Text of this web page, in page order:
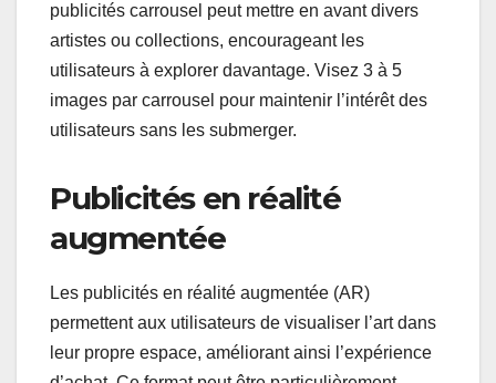
publicités carrousel peut mettre en avant divers
artistes ou collections, encourageant les
utilisateurs à explorer davantage. Visez 3 à 5
images par carrousel pour maintenir l’intérêt des
utilisateurs sans les submerger.
Publicités en réalité
augmentée
Les publicités en réalité augmentée (AR)
permettent aux utilisateurs de visualiser l’art dans
leur propre espace, améliorant ainsi l’expérience